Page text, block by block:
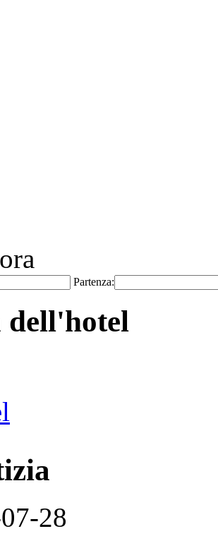
Partenza:
dell'hotel
28